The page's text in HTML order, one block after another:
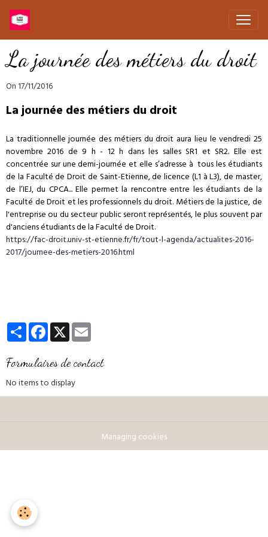
La journée des métiers du droit
On 17/11/2016
La journée des métiers du droit
La traditionnelle journée des métiers du droit aura lieu le vendredi 25
novembre 2016 de 9 h - 12 h dans les salles SR1 et SR2. Elle est
concentrée sur une demi-journée et elle s’adresse à tous les étudiants
de la Faculté de Droit de Saint-Etienne, de licence (L1 à L3), de master,
de l’IEJ, du CPCA... Elle permet la rencontre entre les étudiants de la
Faculté de Droit et les professionnels du droit. Métiers de la justice, de
l'entreprise ou du secteur public seront représentés, le plus souvent par
d'anciens étudiants de la Faculté de Droit.
https://fac-droit.univ-st-etienne.fr/fr/tout-l-agenda/actualites-2016-
2017/journee-des-metiers-2016.html
PartagerFacebook
X
Formulaires de contact
No items to display
Managing cookies